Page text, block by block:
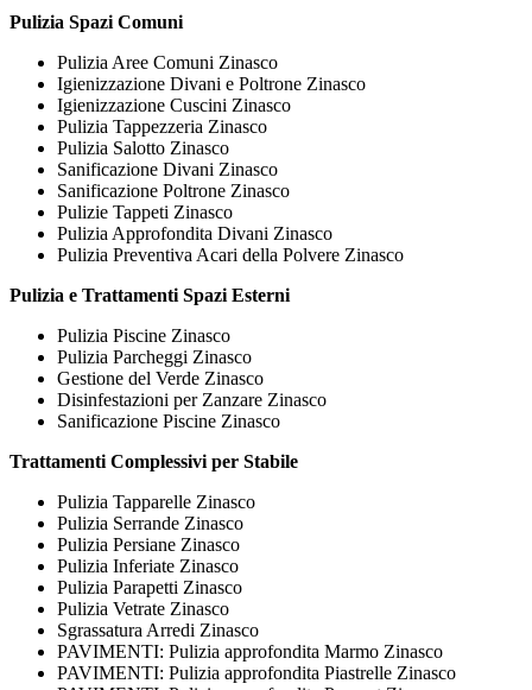
Pulizia Spazi Comuni
Pulizia Aree Comuni Zinasco
Igienizzazione Divani e Poltrone Zinasco
Igienizzazione Cuscini Zinasco
Pulizia Tappezzeria Zinasco
Pulizia Salotto Zinasco
Sanificazione Divani Zinasco
Sanificazione Poltrone Zinasco
Pulizie Tappeti Zinasco
Pulizia Approfondita Divani Zinasco
Pulizia Preventiva Acari della Polvere Zinasco
Pulizia e Trattamenti Spazi Esterni
Pulizia Piscine Zinasco
Pulizia Parcheggi Zinasco
Gestione del Verde Zinasco
Disinfestazioni per Zanzare Zinasco
Sanificazione Piscine Zinasco
Trattamenti Complessivi per Stabile
Pulizia Tapparelle Zinasco
Pulizia Serrande Zinasco
Pulizia Persiane Zinasco
Pulizia Inferiate Zinasco
Pulizia Parapetti Zinasco
Pulizia Vetrate Zinasco
Sgrassatura Arredi Zinasco
PAVIMENTI: Pulizia approfondita Marmo Zinasco
PAVIMENTI: Pulizia approfondita Piastrelle Zinasco